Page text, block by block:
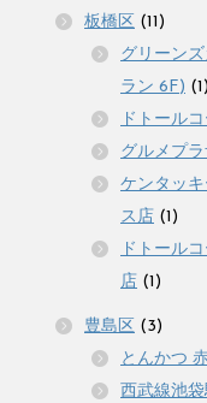
板橋区 (11)
グリーン
ラン 6F) (1)
ドトール
グルメプラ
ケンタッ
ス店 (1)
ドトール
店 (1)
豊島区 (3)
とんかつ
西武線池